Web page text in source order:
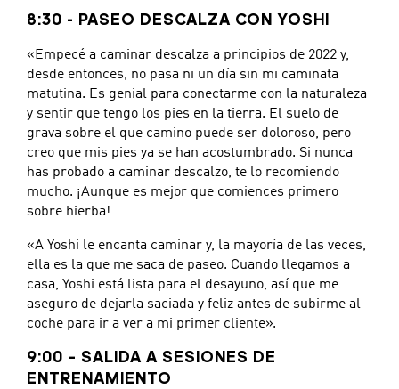
8:30 - PASEO DESCALZA CON YOSHI
«Empecé a caminar descalza a principios de 2022 y,
desde entonces, no pasa ni un día sin mi caminata
matutina. Es genial para conectarme con la naturaleza
y sentir que tengo los pies en la tierra. El suelo de
grava sobre el que camino puede ser doloroso, pero
creo que mis pies ya se han acostumbrado. Si nunca
has probado a caminar descalzo, te lo recomiendo
mucho. ¡Aunque es mejor que comiences primero
sobre hierba!
«A Yoshi le encanta caminar y, la mayoría de las veces,
ella es la que me saca de paseo. Cuando llegamos a
casa, Yoshi está lista para el desayuno, así que me
aseguro de dejarla saciada y feliz antes de subirme al
coche para ir a ver a mi primer cliente».
9:00 – SALIDA A SESIONES DE
ENTRENAMIENTO